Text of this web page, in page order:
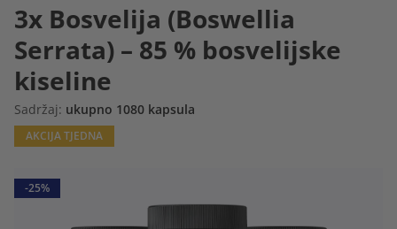
3x Bosvelija (Boswellia
Serrata) – 85 % bosvelijske
kiseline
Sadržaj: ukupno 1080 kapsula
AKCIJA TJEDNA
-25%